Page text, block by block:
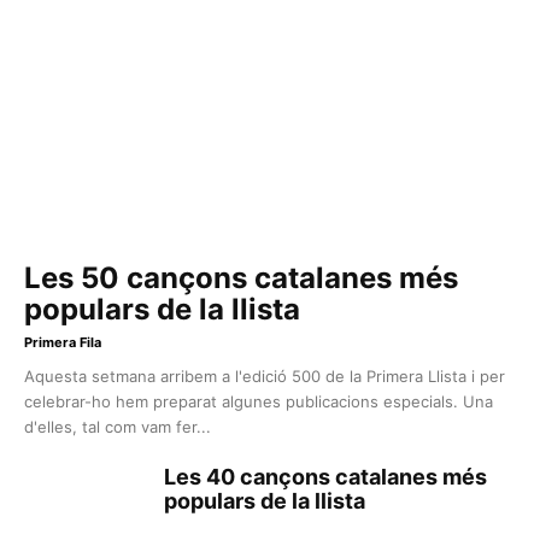
Les 50 cançons catalanes més
populars de la llista
Primera Fila
Aquesta setmana arribem a l'edició 500 de la Primera Llista i per
celebrar-ho hem preparat algunes publicacions especials. Una
d'elles, tal com vam fer...
Les 40 cançons catalanes més
populars de la llista